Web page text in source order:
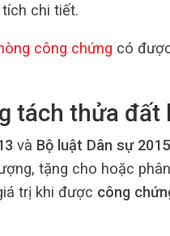
chi tiết.
công chứng có
tách thửa đất
và Bộ luật Dân sự 2015
tặng cho hoặc
trị khi được công